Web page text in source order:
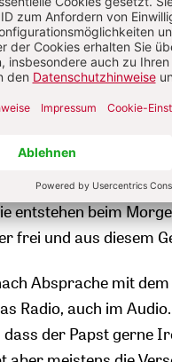
Quellenangabe –
aus den USA und
dass das überall
Texte in
wohlgemerkt.
nachgelassen, die
der man dem
entstehen beim
frei und aus diesem
Absprache mit
Radio, auch im
der Papst gerne